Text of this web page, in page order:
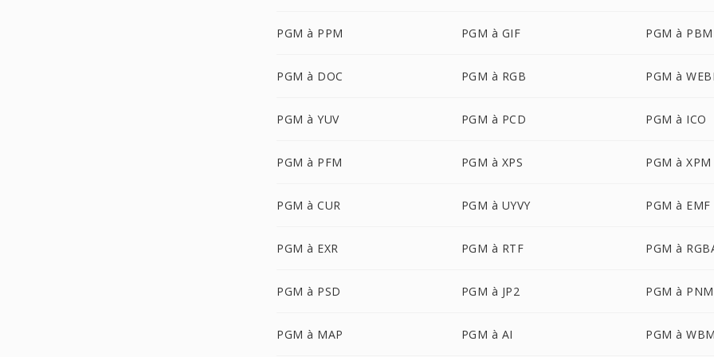
PGM à PPM PGM à GIF PGM à PBM
PGM à DOC PGM à RGB PGM à
PGM à YUV PGM à PCD PGM à ICO
PGM à PFM PGM à XPS PGM à XPM
PGM à CUR PGM à UYVY PGM à EMF
PGM à EXR PGM à RTF PGM à
PGM à PSD PGM à JP2 PGM à PNM
PGM à MAP PGM à AI PGM à